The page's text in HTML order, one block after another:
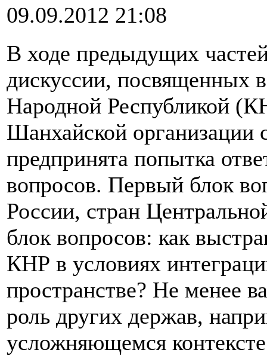
09.09.2012 21:08
В ходе предыдущих
дискуссии, посвященных
Народной Республикой
Шанхайской
предпринята попытка
вопросов. Первый блок
России, стран
блок вопросов: как
КНР в условиях
пространстве? Не менее
роль других держав,
усложняющемся